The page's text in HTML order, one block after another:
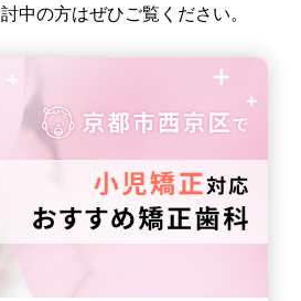
中の方はぜひご覧ください。